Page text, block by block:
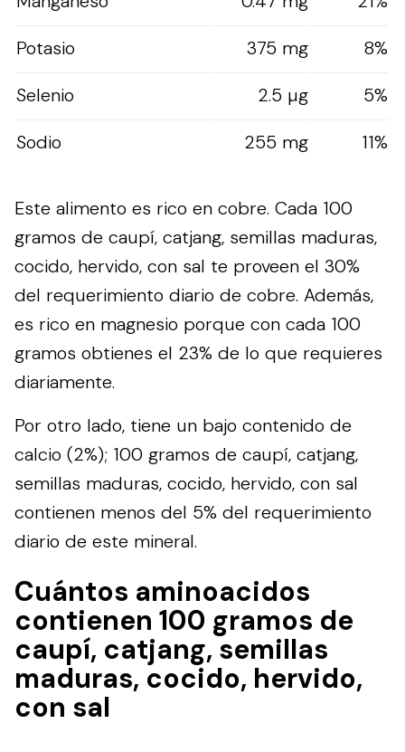
Potasio
375 mg
8%
Selenio
2.5 µg
5%
Sodio
255 mg 11%
Este alimento es rico en cobre. Cada 100
gramos de caupí, catjang, semillas maduras,
cocido, hervido, con sal te proveen el 30%
del requerimiento diario de cobre. Además,
es rico en magnesio porque con cada 100
gramos obtienes el 23% de lo que requieres
diariamente.
Por otro lado, tiene un bajo contenido de
calcio (2%); 100 gramos de caupí, catjang,
semillas maduras, cocido, hervido, con sal
contienen menos del 5% del requerimiento
diario de este mineral.
Cuántos aminoacidos
contienen 100 gramos de
caupí, catjang, semillas
maduras, cocido, hervido,
con sal